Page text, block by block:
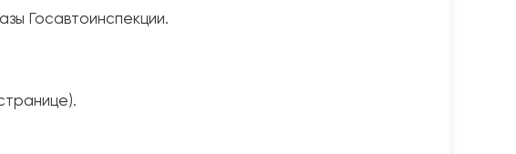
Госавтоинспекции.